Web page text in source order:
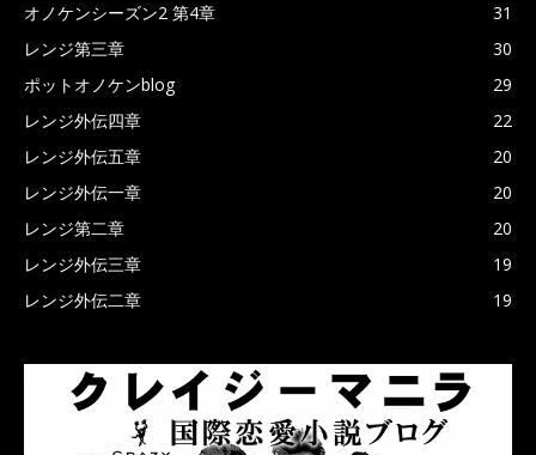
オノケンシーズン2 第4章
31
レンジ第三章
30
ポットオノケンblog
29
レンジ外伝四章
22
レンジ外伝五章
20
レンジ外伝一章
20
レンジ第二章
20
レンジ外伝三章
19
レンジ外伝二章
19